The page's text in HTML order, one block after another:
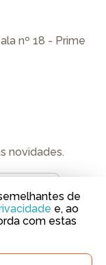
nº 18 - Prime
novidades.
de
e, ao
com estas